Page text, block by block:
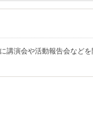
講演会や活動報告会など